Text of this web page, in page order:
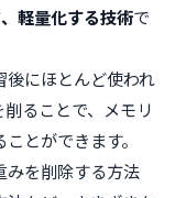
軽量化する技術で
後にほとんど使われ
ることで、メモリ
とができます。
みを削除する方法